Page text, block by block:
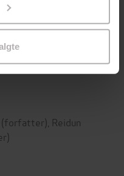
Tørt land
(forfatter), Reidun